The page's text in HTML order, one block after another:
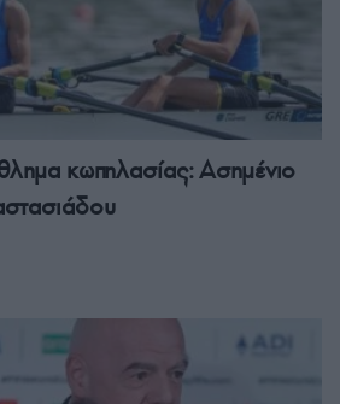
κωπηλασίας: Ασημένιο